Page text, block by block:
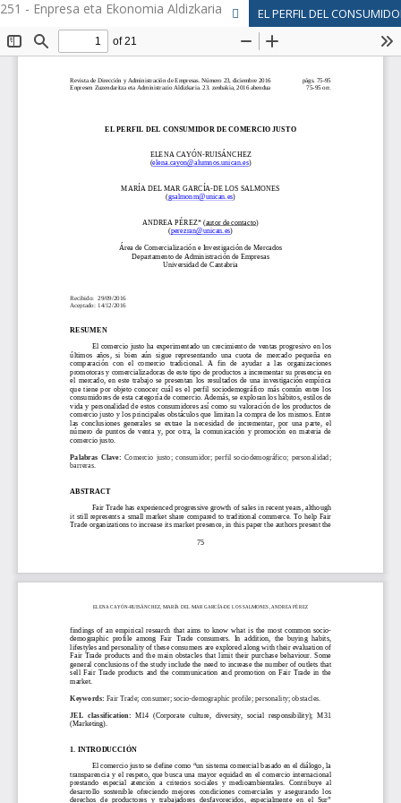
251 - Enpresa eta Ekonomia Aldizkaria EL PERFIL DEL